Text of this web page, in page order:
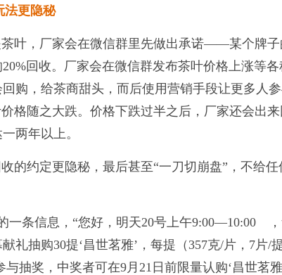
法更隐秘
叶，厂家会在微信群里先做出承诺——某个牌
回收。厂家会在微信群发布茶叶价格上涨等
购，给茶商甜头，而后使用营销手段让更多人
格随之大跌。价格下跌过半之后，厂家还会出
两年以上。
的约定更隐秘，最后甚至“一刀切崩盘”，不给任
一条信息，“您好，明天20号上午9:00—10:00
礼抽购30提‘昌世茗雅’，每提（357克/片，7片/
抽奖，中奖者可在9月21日前限量认购‘昌世茗